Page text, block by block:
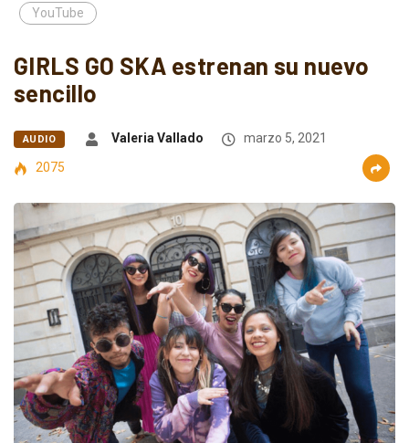
YouTube
GIRLS GO SKA estrenan su nuevo
sencillo
AUDIO Valeria Vallado
marzo 5, 2021
2075